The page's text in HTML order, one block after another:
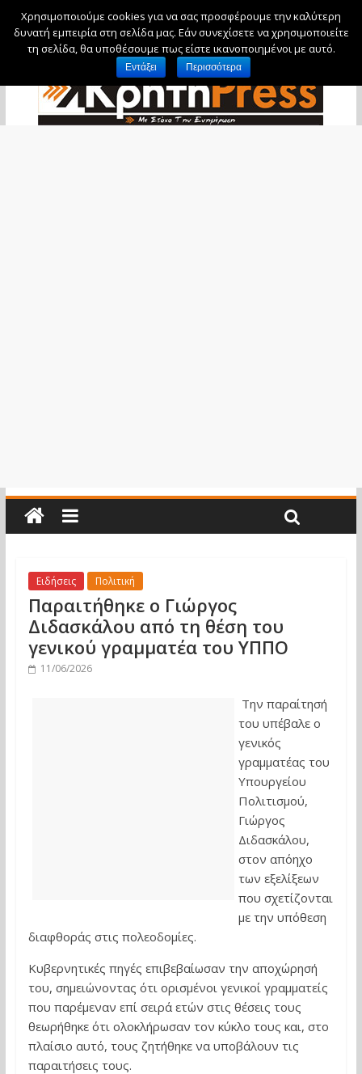
Πέμπτη, 6 Αυγούστου, 2026
Ειδήσεις Πολιτική
Παραιτήθηκε ο Γιώργος
Διδασκάλου από τη θέση του
γενικού γραμματέα του ΥΠΠΟ
11/06/2026
Την παραίτησή
του υπέβαλε ο
γενικός
γραμματέας του
Υπουργείου
Πολιτισμού,
Γιώργος
Διδασκάλου,
στον απόηχο
των εξελίξεων
που σχετίζονται
με την υπόθεση
διαφθοράς στις πολεοδομίες.
Κυβερνητικές πηγές επιβεβαίωσαν την αποχώρησή
του, σημειώνοντας ότι ορισμένοι γενικοί γραμματείς
που παρέμεναν επί σειρά ετών στις θέσεις τους
θεωρήθηκε ότι ολοκλήρωσαν τον κύκλο τους και, στο
πλαίσιο αυτό, τους ζητήθηκε να υποβάλουν τις
παραιτήσεις τους.
Χρησιμοποιούμε cookies για να σας προσφέρουμε την καλύτερη
δυνατή εμπειρία στη σελίδα μας. Εάν συνεχίσετε να χρησιμοποιείτε
τη σελίδα, θα υποθέσουμε πως είστε ικανοποιημένοι με αυτό.
Εντάξει Περισσότερα